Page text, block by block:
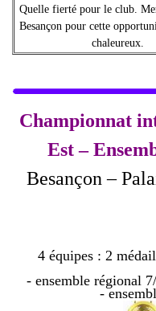
Quelle fierté pour le club.
Besançon pour cette
chaleureux.
Championnat
Est –
Besançon –
4 équipes : 2
- ensemble régional
-